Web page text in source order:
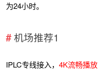
为24小时。
机场推荐1
IPLC专线接入，4K流畅播放